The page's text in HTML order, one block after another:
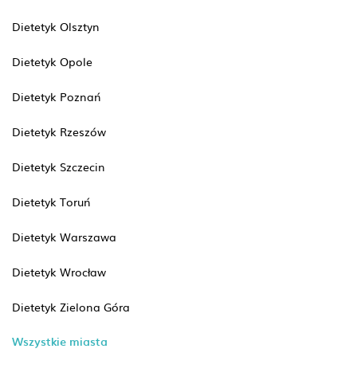
Dietetyk Olsztyn
Dietetyk Opole
Dietetyk Poznań
Dietetyk Rzeszów
Dietetyk Szczecin
Dietetyk Toruń
Dietetyk Warszawa
Dietetyk Wrocław
Dietetyk Zielona Góra
Wszystkie miasta